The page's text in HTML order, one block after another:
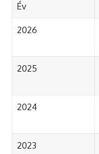
Év
2026
2025
2024
2023